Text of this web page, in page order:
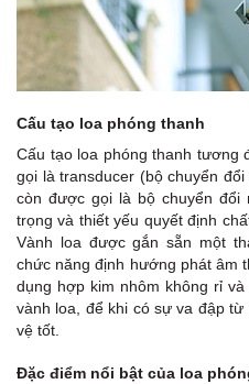
Cấu tạo loa phóng thanh
Cấu tạo loa phóng thanh tương
gọi là transducer (bộ chuyển
còn được gọi là bộ chuyển đổi
trọng và thiết yếu quyết định
Vành loa được gắn sẵn một
chức năng định hướng phát âm
dụng hợp kim nhôm không rỉ
vành loa, để khi có sự va đập
vệ tốt.
Đặc điểm nổi bật của loa